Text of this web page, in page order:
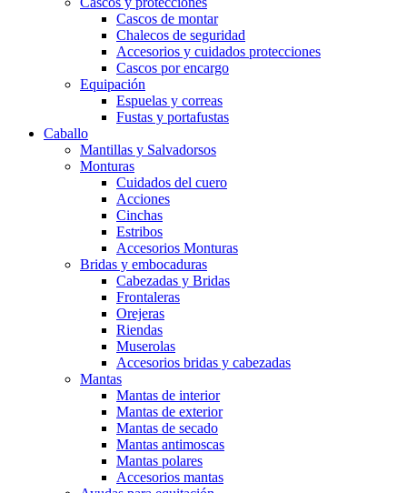
Cascos de montar
Chalecos de seguridad
Accesorios y cuidados protecciones
Cascos por encargo
Equipación
Espuelas y correas
Fustas y portafustas
Caballo
Mantillas y Salvadorsos
Monturas
Cuidados del cuero
Acciones
Cinchas
Estribos
Accesorios Monturas
Bridas y embocaduras
Cabezadas y Bridas
Frontaleras
Orejeras
Riendas
Muserolas
Accesorios bridas y cabezadas
Mantas
Mantas de interior
Mantas de exterior
Mantas de secado
Mantas antimoscas
Mantas polares
Accesorios mantas